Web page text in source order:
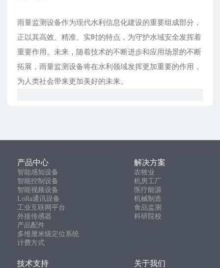
雨量监测设备作为现代水利信息化建设的重要组成部分，
正以其高效、精准、实时的特点，为守护水域安全发挥着
重要作用。未来，随着技术的不断进步和应用场景的不断
拓展，雨量监测设备将在水利领域发挥更加重要的作用，
为人类社会带来更加美好的未来。
产品中心 解决方案
智能感知设备
农牧业
智能控制设备
机房工厂
智能视频设备
医疗能源
LoRa通讯设备
机械制造
工业互联网平台
食品监测
外接传感器
科研院校
产品配件
多维厘米级定位系统
计费方式
技术支持 关于我们